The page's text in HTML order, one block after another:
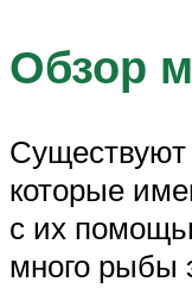
Обзор
которые
с их
много рыбы